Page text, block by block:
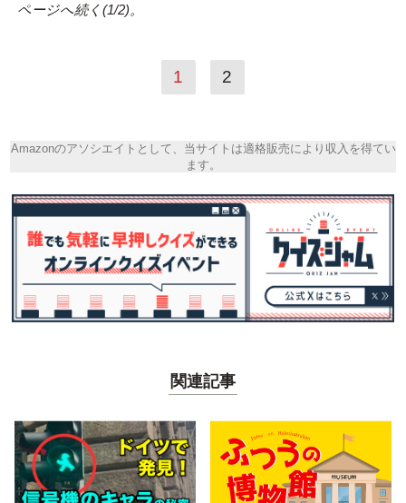
ページへ続く(1/2)。
1 2
Amazonのアソシエイトとして、当サイトは適格販売により収入を得てい
ます。
関連記事